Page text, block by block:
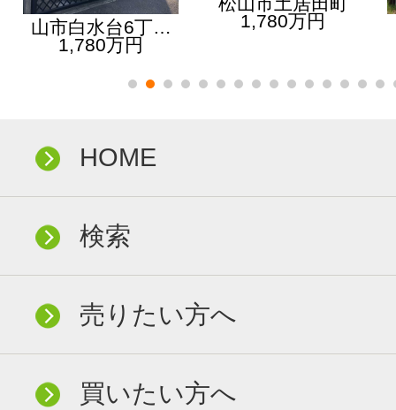
山市白水台6丁…
1,780万円
1,780万円
HOME
検索
売りたい方へ
買いたい方へ